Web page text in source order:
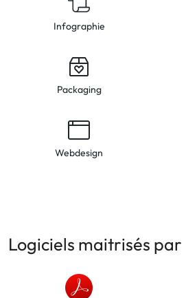
Infographie
Packaging
Webdesign
Logiciels maitrisés par